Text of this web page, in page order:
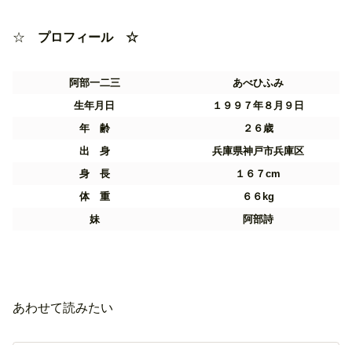
☆ プロフィール ☆
阿部一二三
あべひふみ
生年月日
１９９７年８月９日
年 齢
２６歳
出 身
兵庫県神戸市兵庫区
身 長
１６７cm
体 重
６６kg
妹
阿部詩
あわせて読みたい